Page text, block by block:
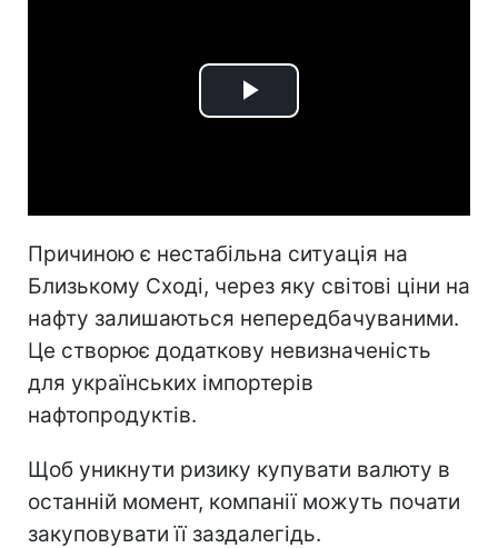
Play
Причиною є нестабільна ситуація на
Близькому Сході, через яку світові ціни на
нафту залишаються непередбачуваними.
Це створює додаткову невизначеність
для українських імпортерів
нафтопродуктів.
Щоб уникнути ризику купувати валюту в
останній момент, компанії можуть почати
закуповувати її заздалегідь.